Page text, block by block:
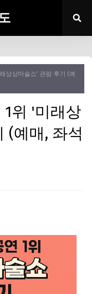
상상마술쇼' 관람 후기 (예
위 '미래상
(예매, 좌석